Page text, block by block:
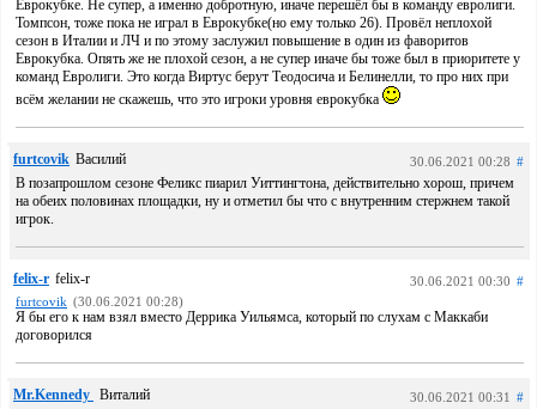
Еврокубке. Не супер, а именно добротную, иначе перешёл бы в команду евролиги.
Томпсон, тоже пока не играл в Еврокубке(но ему только 26). Провёл неплохой
сезон в Италии и ЛЧ и по этому заслужил повышение в один из фаворитов
Еврокубка. Опять же не плохой сезон, а не супер иначе бы тоже был в приоритете у
команд Евролиги. Это когда Виртус берут Теодосича и Белинелли, то про них при
всём желании не скажешь, что это игроки уровня еврокубка
furtcovik Василий 30.06.2021 00:28 #
В позапрошлом сезоне Феликс пиарил Уиттингтона, действительно хорош, причем
на обеих половинах площадки, ну и отметил бы что с внутренним стержнем такой
игрок.
felix-r felix-r 30.06.2021 00:30 #
furtcovik (30.06.2021 00:28)
Я бы его к нам взял вместо Деррика Уильямса, который по слухам с Маккаби
договорился
Mr.Kennedy Виталий 30.06.2021 00:31 #